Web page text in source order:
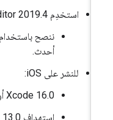
استخدِم Unity Editor 2019.4 أو إصدارًا أحدث.
أحدث.
للنشر على iOS:
‫Xcode 16.0 أو إصدار أحدث
استهداف iOS 13.0 أو إصدار أحدث